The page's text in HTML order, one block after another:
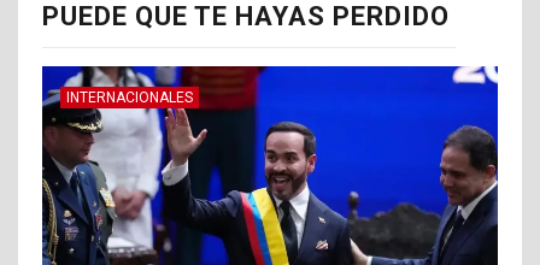
PUEDE QUE TE HAYAS PERDIDO
INTERNACIONALES